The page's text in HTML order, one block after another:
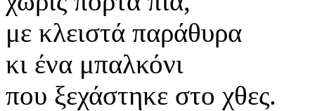
με κλειστά παράθυρα
κι ένα μπαλκόνι
που ξεχάστηκε στο χθες.